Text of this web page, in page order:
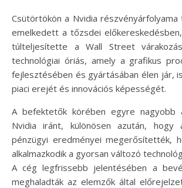
Csütörtökön a Nvidia részvényárfolyama több mint 5%-kal
emelkedett a tőzsdei
túlteljesítette a Wall Street
technológiai óriás, amely a grafikus
fejlesztésében és gyártásában élen jár,
piaci erejét és innovációs képességét.
A befektetők körében egyre nagyobb
Nvidia iránt, különösen azután, hogy
pénzügyi eredményei megerősítették,
alkalmazkodik a gyorsan változó
A cég legfrissebb jelentésében a
meghaladták az elemzők által